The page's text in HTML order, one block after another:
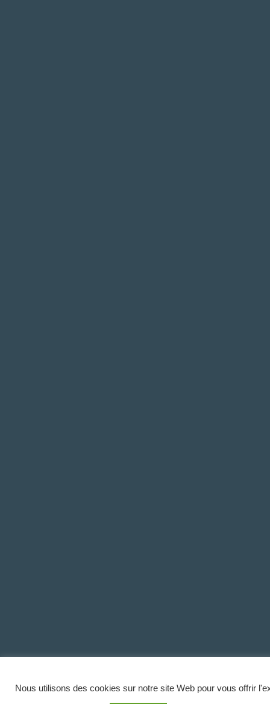
Nous utilisons des cookies sur notre site Web pour vous offrir